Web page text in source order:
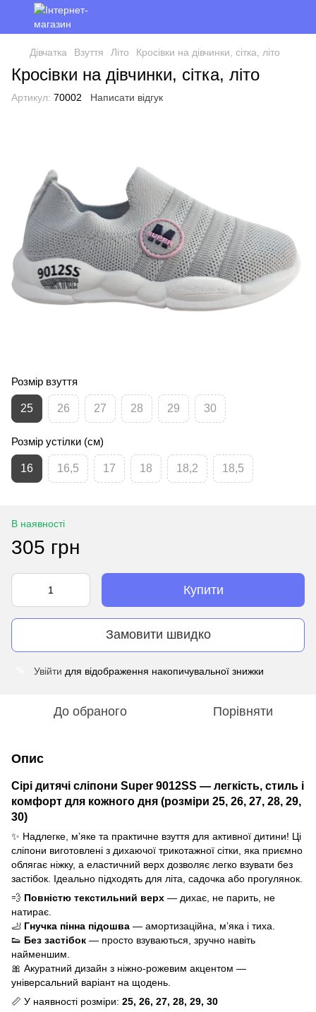
Дівчатка Взуття Літо Кросівки на дівчинки, сітка, літо
Кросівки на дівчинки, сітка, літо
Артикул: 70002 Написати відгук
Розмір взуття
25 26 27 28 29 30
Розмір устілки (см)
16 16,5 17 18 18,2 18,5
В наявності
305 грн
Купити
Замовити швидко
Увійти для відображення накопичувальної знижки
До обраного Порівняти
Опис
Сірі дитячі сліпони Super 9012SS — легкість, стиль і
комфорт для кожного дня (розміри 25, 26, 27, 28, 29,
30)
✨ Надлегке, м’яке та практичне взуття для активної дитини! Ці
сліпони виготовлені з дихаючої трикотажної сітки, яка приємно
облягає ніжку, а еластичний верх дозволяє легко взувати без
застібок. Ідеально підходять для літа, садочка або прогулянок.
💨 Повністю текстильний верх — дихає, не парить, не
натирає.
🦶 Гнучка пінна підошва — амортизаційна, м’яка і тиха.
👟 Без застібок — просто взуваються, зручно навіть
найменшим.
🎀 Акуратний дизайн з ніжно-рожевим акцентом —
універсальний варіант на щодень.
📏 У наявності розміри: 25, 26, 27, 28, 29, 30